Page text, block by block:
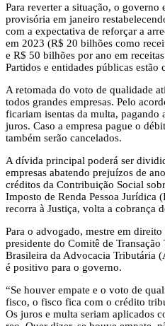
Para reverter a situação, o governo
provisória em janeiro
com a expectativa de reforçar a
em 2023 (R$ 20 bilhões como
e R$ 50 bilhões por ano em
Partidos e entidades públicas estão
A retomada do voto de qualidade
todos grandes empresas. Pelo
ficariam isentas da multa, pagando
juros. Caso a empresa pague o
também serão cancelados.
A dívida principal poderá ser
empresas abatendo prejuízos de
créditos da Contribuição Social
Imposto de Renda Pessoa Jurídica
recorra à Justiça, volta a cobrança
Para o advogado, mestre em
presidente do Comitê de
Brasileira da Advocacia Tributária
é positivo para o governo.
“Se houver empate e o voto de
fisco, o fisco fica com o crédito
Os juros e multa seriam aplicados